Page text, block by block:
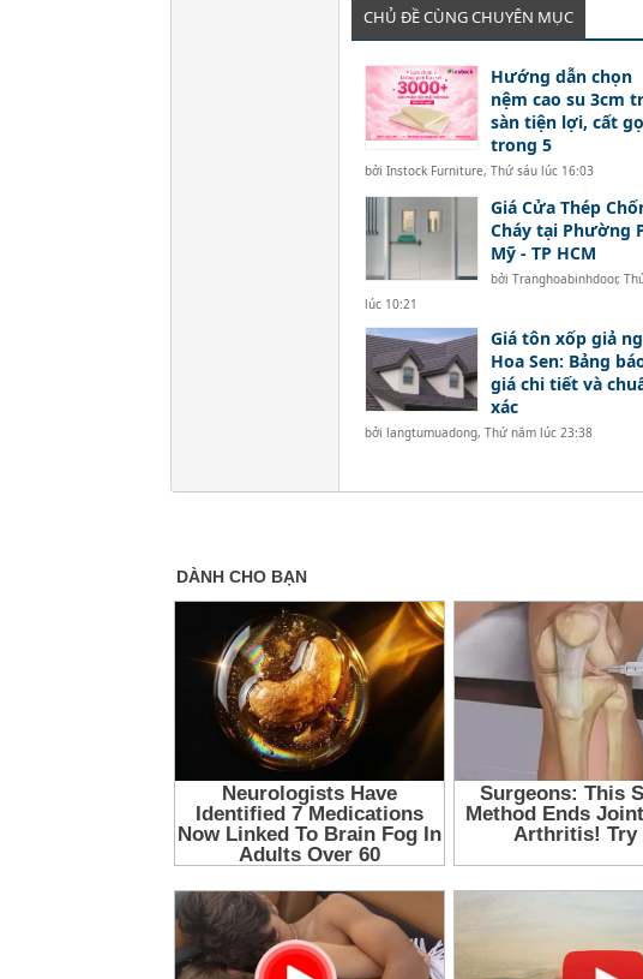
CHỦ ĐỀ CÙNG CHUYÊN MỤC
Hướng dẫn chọn
nệm cao su 3cm
sàn tiện lợi, cất
trong 5
bởi Instock Furniture, Thứ sáu lúc 16:03
Giá Cửa Thép
Cháy tại Phường
Mỹ - TP HCM
bởi Tranghoabinhdoor,
lúc 10:21
Giá tôn xốp giả
Hoa Sen: Bảng
giá chi tiết và
xác
bởi langtumuadong, Thứ năm lúc 23:38